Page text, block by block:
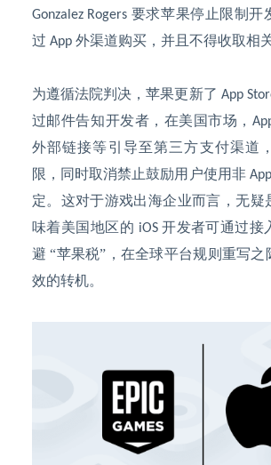
Gonzalez Rogers 要求苹果停止限制开
过 App 外渠道购买，并且不得收取相
为遵循法院判决，苹果更新了 App
过邮件告知开发者，在美国市场，
外部链接等引导至第三方支付渠道
限，同时取消禁止鼓励用户使用非
定。这对于游戏出海企业而言，无疑
味着美国地区的 iOS开发者可通过接
避 “苹果税”，在全球平台规则重写之
效的转机。